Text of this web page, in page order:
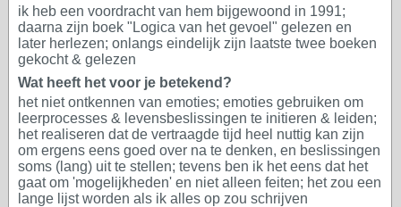
ik heb een voordracht van hem bijgewoond in 1991;
daarna zijn boek "Logica van het gevoel" gelezen en
later herlezen; onlangs eindelijk zijn laatste twee boeken
gekocht & gelezen
Wat heeft het voor je betekend?
het niet ontkennen van emoties; emoties gebruiken om
leerprocesses & levensbeslissingen te initieren & leiden;
het realiseren dat de vertraagde tijd heel nuttig kan zijn
om ergens eens goed over na te denken, en beslissingen
soms (lang) uit te stellen; tevens ben ik het eens dat het
gaat om 'mogelijkheden' en niet alleen feiten; het zou een
lange lijst worden als ik alles op zou schrijven